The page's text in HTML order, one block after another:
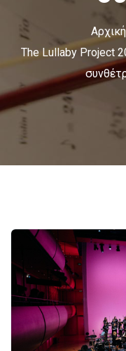
Αρχική
The Lullaby Project